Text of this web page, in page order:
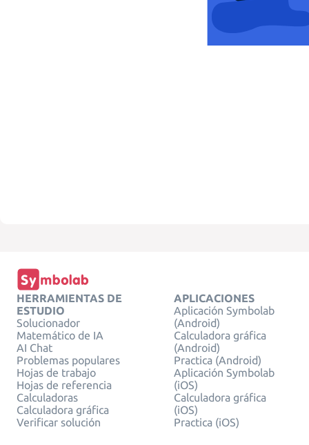
HERRAMIENTAS DE
ESTUDIO
Solucionador
Matemático de IA
AI Chat
Problemas populares
Hojas de trabajo
Hojas de referencia
Calculadoras
Calculadora gráfica
Verificar solución
APLICACIONES
Aplicación Symbolab
(Android)
Calculadora gráfica
(Android)
Practica (Android)
Aplicación Symbolab
(iOS)
Calculadora gráfica
(iOS)
Practica (iOS)